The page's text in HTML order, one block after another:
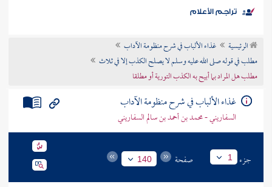
موضوعي
تراجم الأعلام
الرئيسية
غذاء الألباب في شرح منظومة الآداب
مطلب في قوله صلى الله عليه وسلم لا يصلح الكذب إلا في ثلاث
مطلب هل المراد بما أبيح به الكذب التورية أو مطلقا
غذاء الألباب في شرح منظومة الآداب
السفاريني - محمد بن أحمد بن سالم السفاريني
جزء 1 صفحة 140